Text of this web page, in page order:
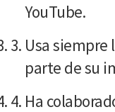
YouTube.
Usa siempre
parte de su
Ha